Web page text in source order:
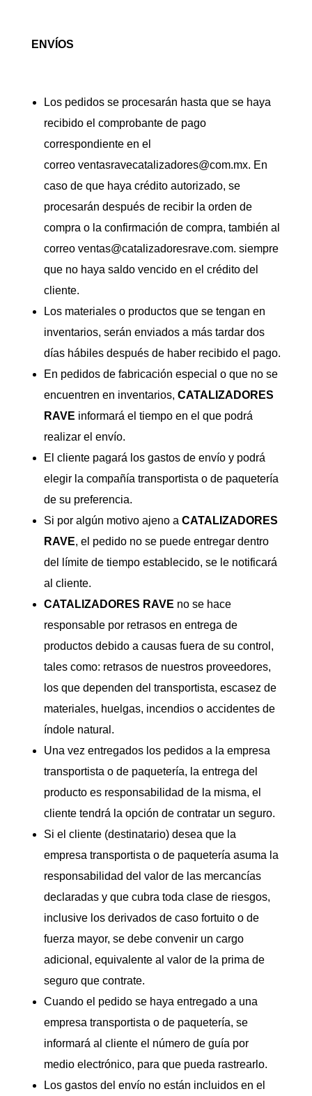
ENVÍOS
Los pedidos se procesarán hasta que se haya
recibido el comprobante de pago
correspondiente en el
correo ventasravecatalizadores@com.mx. En
caso de que haya crédito autorizado, se
procesarán después de recibir la orden de
compra o la confirmación de compra, también al
correo ventas@catalizadoresrave.com. siempre
que no haya saldo vencido en el crédito del
cliente.
Los materiales o productos que se tengan en
inventarios, serán enviados a más tardar dos
días hábiles después de haber recibido el pago.
En pedidos de fabricación especial o que no se
encuentren en inventarios, CATALIZADORES
RAVE informará el tiempo en el que podrá
realizar el envío.
El cliente pagará los gastos de envío y podrá
elegir la compañía transportista o de paquetería
de su preferencia.
Si por algún motivo ajeno a CATALIZADORES
RAVE, el pedido no se puede entregar dentro
del límite de tiempo establecido, se le notificará
al cliente.
CATALIZADORES RAVE no se hace
responsable por retrasos en entrega de
productos debido a causas fuera de su control,
tales como: retrasos de nuestros proveedores,
los que dependen del transportista, escasez de
materiales, huelgas, incendios o accidentes de
índole natural.
Una vez entregados los pedidos a la empresa
transportista o de paquetería, la entrega del
producto es responsabilidad de la misma, el
cliente tendrá la opción de contratar un seguro.
Si el cliente (destinatario) desea que la
empresa transportista o de paquetería asuma la
responsabilidad del valor de las mercancías
declaradas y que cubra toda clase de riesgos,
inclusive los derivados de caso fortuito o de
fuerza mayor, se debe convenir un cargo
adicional, equivalente al valor de la prima de
seguro que contrate.
Cuando el pedido se haya entregado a una
empresa transportista o de paquetería, se
informará al cliente el número de guía por
medio electrónico, para que pueda rastrearlo.
Los gastos del envío no están incluidos en el